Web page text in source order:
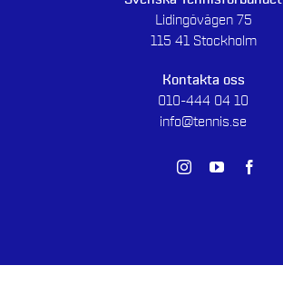
Lidingövägen 75
115 41 Stockholm
Kontakta oss
010-444 04 10
info@tennis.se